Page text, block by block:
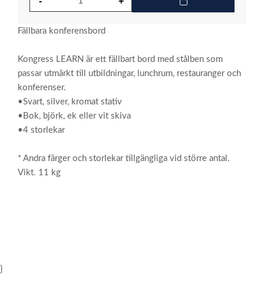
Fällbara konferensbord
Kongress LEARN är ett fällbart bord med stålben som
passar utmärkt till utbildningar, lunchrum, restauranger och
konferenser.
•Svart, silver, kromat stativ
•Bok, björk, ek eller vit skiva
•4 storlekar
* Andra färger och storlekar tillgängliga vid större antal.
Vikt. 11 kg
}